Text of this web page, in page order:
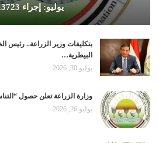
يوليو: إجراء 3723…
بتكليفات وزير الزراعة.. رئيس
البيطرية…
يوليو 30, 2026
وزارة الزراعة تعلن حصول
يوليو 26, 2026